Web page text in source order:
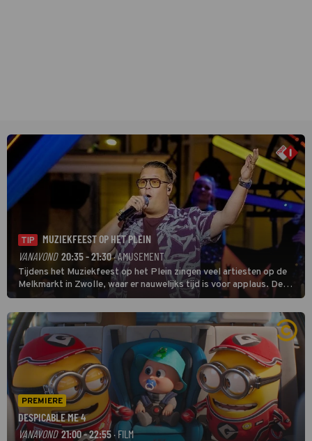
TIP
MUZIEKFEEST OP HET PLEIN
VANAVOND 20:35 - 21:30· AMUSEMENT
Tijdens het Muziekfeest op het Plein zingen veel artiesten op de
Melkmarkt in Zwolle, waar er nauwelijks tijd is voor applaus. De
grootste namen zijn André Hazes, Jannes, René Froger en
natuurlijk Rutger van Barneveld met zijn hit Zwoele Zomernachten.
PREMIERE
DESPICABLE ME 4
VANAVOND 21:00 - 22:55 · FILM